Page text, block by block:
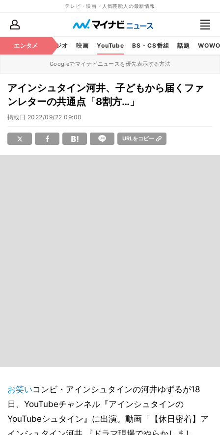
テレビ・映画・人気芸能人の最新情報
エンタメ
テレビ ラジオ 映画 YouTube BS・CS番組 話題
Googleでマイナビニュースを優先表示する方法
アインシュタイン河井、子どもから届くファ
ンレターの共通点「8割方…」
掲載日 2022/09/22 09:00
URLをコピー
お笑いコンビ・アインシュタインの河井ゆずるが18
日、YouTubeチャンネル『アインシュタインの
YouTubeシュタイン』に出演。動画「【休日密着】ア